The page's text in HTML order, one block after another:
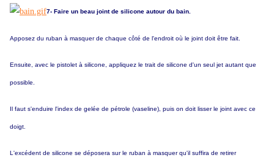
7- Faire un beau joint de silicone autour du bain.
Apposez du ruban à masquer de chaque côté de l'endroit où le joint doit être fait.
Ensuite, avec le pistolet à silicone, appliquez le trait de silicone d'un seul jet autant que
possible.
Il faut s'enduire l'index de gelée de pétrole (vaseline), puis on doit lisser le joint avec ce
doigt.
L'excédent de silicone se déposera sur le ruban à masquer qu'il suffira de retirer